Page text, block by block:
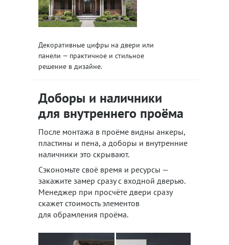
Декоративные цифры на двери или
панели — практичное и стильное
решение в дизайне.
Доборы и наличники
для внутреннего проёма
После монтажа в проёме видны анкеры,
пластины и пена, а доборы и внутренние
наличники это скрывают.
Сэкономьте своё время и ресурсы —
закажите замер сразу с входной дверью.
Менеджер при просчёте двери сразу
скажет стоимость элементов
для обрамления проёма.